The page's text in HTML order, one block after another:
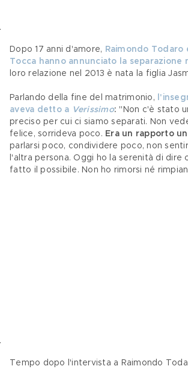
Dopo 17 anni d'amore, Raimondo Todaro
Tocca hanno annunciato la separazione
loro relazione nel 2013 è nata la figlia
Parlando della fine del matrimonio,
aveva detto a Verissimo: "Non c'è stato
preciso per cui ci siamo separati. Non
felice, sorrideva poco. Era un rapporto
parlarsi poco, condividere poco, non
l'altra persona. Oggi ho la serenità di dire
fatto il possibile. Non ho rimorsi né
Tempo dopo l'intervista a Raimondo